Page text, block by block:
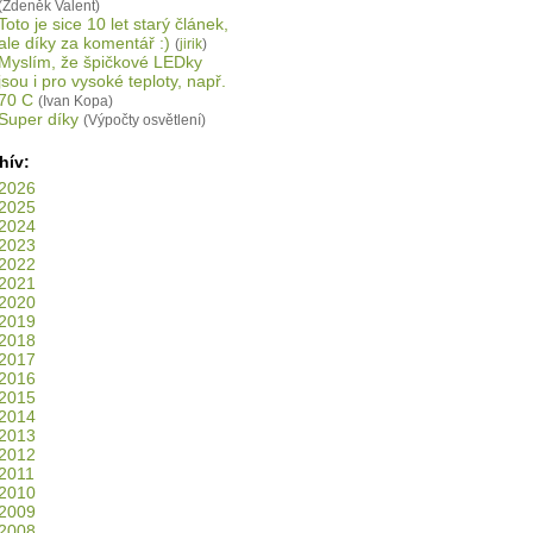
Valent)
je sice 10 let starý článek,
díky za komentář :) (jirik)
že špičkové LEDky
i pro vysoké teploty, např.
C (Ivan Kopa)
díky (Výpočty osvětlení)